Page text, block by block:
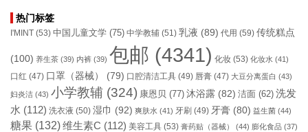
热门标签
I'MINT (53) 中国儿童文学 (75) 中学教辅 (51) 乳液 (89) 代用 (59) 传统糕点
(100) 养生茶 (39) 内裤 (39) 包邮 (4341) 化妆 (53) 化妆水 (41)
口红 (47) 口罩（器械） (79) 口腔清洁工具 (49) 唇膏 (47) 大豆分离蛋白 (43)
妇炎洁 (43) 小学教辅 (324) 康恩贝 (77) 沐浴露 (82) 洁面 (62) 洗发
水 (112) 洗衣液 (50) 湿巾 (92) 爽肤水 (41) 牙刷 (49) 牙膏 (80) 益生菌 (44)
糖果 (132)维生素C (112) 美容工具 (53) 膏药贴（器械） (44) 膨化食品 (37)